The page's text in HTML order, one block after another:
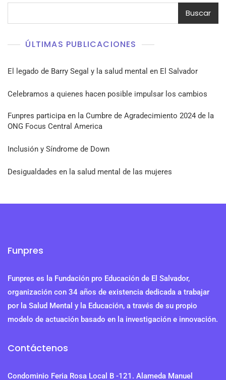
Buscar
ÚLTIMAS PUBLICACIONES
El legado de Barry Segal y la salud mental en El Salvador
Celebramos a quienes hacen posible impulsar los cambios
Funpres participa en la Cumbre de Agradecimiento 2024 de la
ONG Focus Central America
Inclusión y Síndrome de Down
Desigualdades en la salud mental de las mujeres
Funpres
Funpres es la Fundación pro Educación de El Salvador,
organización con 34 años de existencia dedicada a trabajar
por la Salud Mental y la Educación, a través de su propio
modelo de actuación basado en la investigación e innovación.
Contáctenos
Condominio Feria Rosa Local B -121. Alameda Manuel